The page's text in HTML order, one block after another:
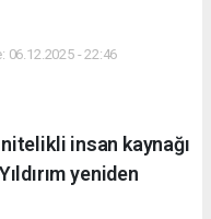
06.12.2025 - 22:46
insan kaynağı
yeniden